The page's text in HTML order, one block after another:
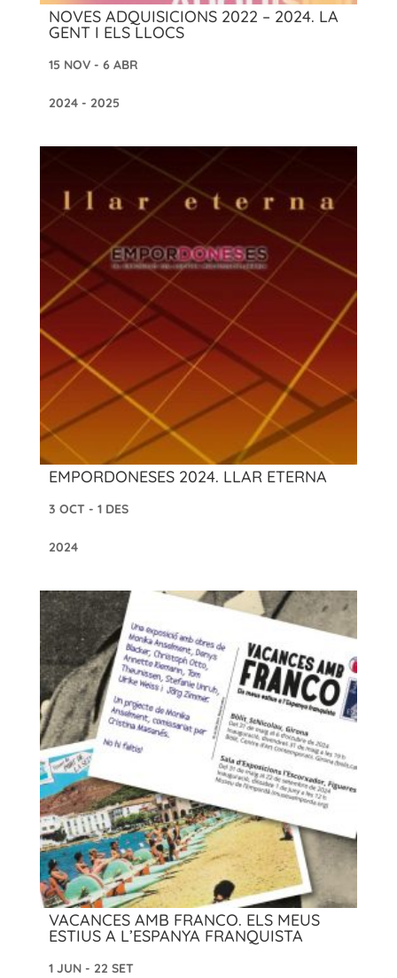
NOVES ADQUISICIONS 2022 – 2024. LA
GENT I ELS LLOCS
15 NOV - 6 ABR
2024 - 2025
EMPORDONESES 2024. LLAR ETERNA
3 OCT - 1 DES
2024
VACANCES AMB FRANCO. ELS MEUS
ESTIUS A L’ESPANYA FRANQUISTA
1 JUN - 22 SET